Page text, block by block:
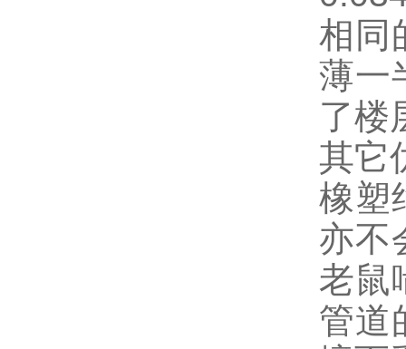
相同
薄一
了楼
其它
橡塑
亦不
老鼠
管道